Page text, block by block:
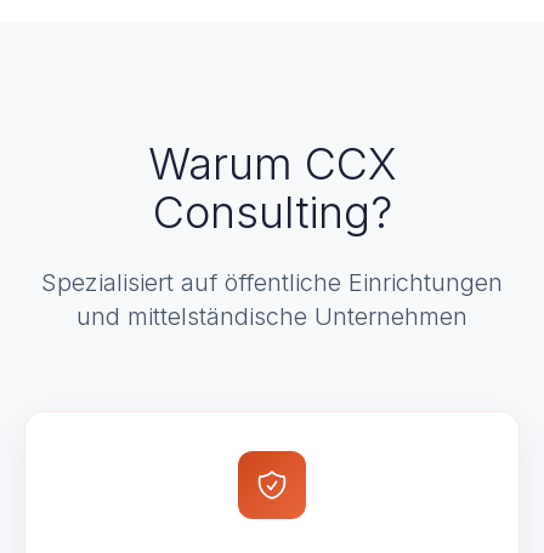
Warum CCX
Consulting?
Spezialisiert auf öffentliche Einrichtungen
und mittelständische Unternehmen